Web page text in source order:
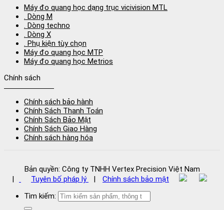
Máy đo quang học dạng trục vicivision MTL
. Dòng M
. Dòng techno
. Dòng X
. Phụ kiện tùy chọn
Máy đo quang học MTP
Máy đo quang học Metrios
Chính sách
Chính sách bảo hành
Chính Sách Thanh Toán
Chính Sách Bảo Mật
Chính Sách Giao Hàng
Chính sách hàng hóa
Bản quyền: Công ty TNHH Vertex Precision Việt Nam
Tuyên bố pháp lý
Chính sách bảo mật
Tìm kiếm: